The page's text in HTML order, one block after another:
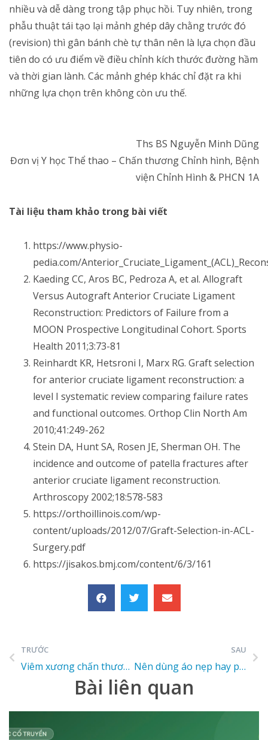
nhiều và dễ dàng trong tập phục hồi. Tuy nhiên, trong
phẫu thuật tái tạo lại mảnh ghép dây chằng trước đó
(revision) thì gân bánh chè tự thân nên là lựa chọn đầu
tiên do có ưu điểm về điều chỉnh kích thước đường hầm
và thời gian lành. Các mảnh ghép khác chỉ đặt ra khi
những lựa chọn trên không còn ưu thế.
Ths BS Nguyễn Minh Dũng
Đơn vị Y học Thể thao – Chấn thương Chỉnh hình, Bệnh
viện Chỉnh Hình & PHCN 1A
Tài liệu tham khảo trong bài viết
https://www.physio-
pedia.com/
Kaeding CC, Aros BC, Pedroza A, et al. Allograft
Versus Autograft Anterior Cruciate Ligament
Reconstruction: Predictors of Failure from a
MOON Prospective Longitudinal Cohort. Sports
Health 2011;3:73-81
Reinhardt KR, Hetsroni I, Marx RG. Graft selection
for anterior cruciate ligament reconstruction: a
level I systematic review comparing failure rates
and functional outcomes. Orthop Clin North Am
2010;41:249-262
Stein DA, Hunt SA, Rosen JE, Sherman OH. The
incidence and outcome of patella fractures after
anterior cruciate ligament reconstruction.
Arthroscopy 2002;18:578-583
https://orthoillinois.com/wp-
content/uploads/2012/07/Graft-Selection-in-ACL-
Surgery.pdf
https://jisakos.bmj.com/content/6/3/161
TRƯỚC
Viêm xương chấn thương
SAU
Nên dùng áo nẹp hay phẫu thuật để điều trị vẹo cột sống?
Bài liên quan